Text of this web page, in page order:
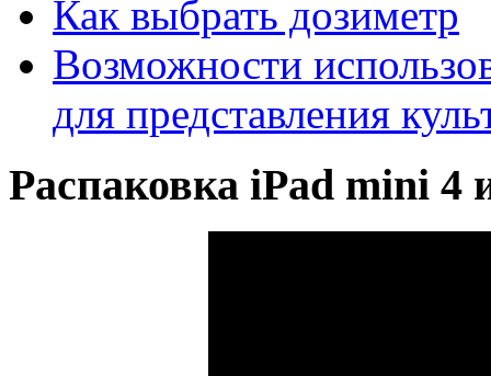
Как выбрать дозиметр
Возможности
для представления
Распаковка iPad mini 4